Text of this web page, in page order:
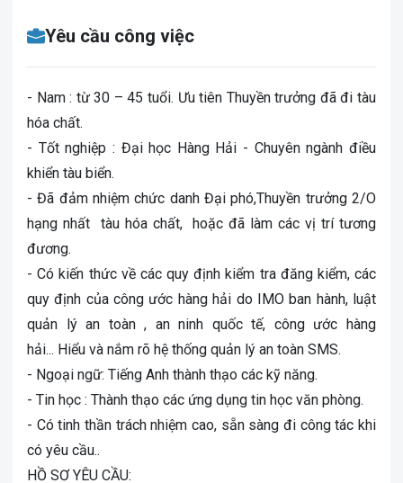
Yêu cầu công việc
- Nam : từ 30 – 45 tuổi. Ưu tiên Thuyền trưởng đã đi tàu
hóa chất.
- Tốt nghiệp : Đại học Hàng Hải - Chuyên ngành điều
khiển tàu biển.
- Đã đảm nhiệm chức danh Đại phó,Thuyền trưởng 2/O
hạng nhất
tàu hóa chất, hoặc đã làm các vị trí tương
đương.
- Có kiến thức về các quy định kiểm tra đăng kiểm, các
quy định của công ước hàng hải do IMO ban hành, luật
quản lý an toàn , an ninh quốc tế, công ước hàng
hải... Hiểu và nắm rõ hệ thống quản lý an toàn SMS.
- Ngoại ngữ: Tiếng Anh thành thạo các kỹ năng.
- Tin học : Thành thạo các ứng dụng tin học văn phòng.
- Có tinh thần trách nhiệm cao, sẵn sàng đi công tác khi
có yêu cầu..
HỒ SƠ YÊU CẦU: